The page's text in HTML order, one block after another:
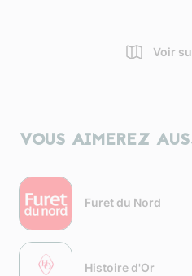
Voir
VOUS AIMEREZ
Furet du Nord
Histoire d'Or